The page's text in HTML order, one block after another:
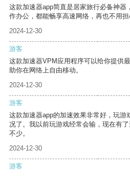
这款加速器app简直是居家旅行必备神器
作办公，都能畅享高速网络，再也不用担
2024-12-30
游客
这款加速器VPM应用程序可以给你提供
助你在网络上自由移动。
2024-12-30
游客
这款加速器app的加速效果非常好，玩游
况了。我以前玩游戏经常会输，现在有
不少。
2024-12-30
游客